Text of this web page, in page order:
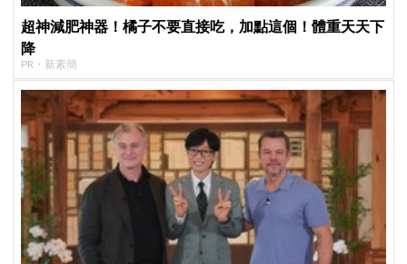
超神減肥神器！橘子不要直接吃，加點這個！體重天天下
降
PR・新素簡